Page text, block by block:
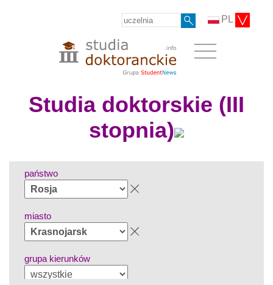
PL
Studia doktorskie (III
stopnia)
państwo
miasto
grupa kierunków